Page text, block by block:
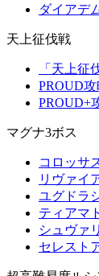
ダイアデ
天上征伐戦
「天上征
PROUD攻
PROUD+
マグナ3ボス
コロッサ
リヴァイ
ユグドラ
ティアマ
シュヴァ
セレスト